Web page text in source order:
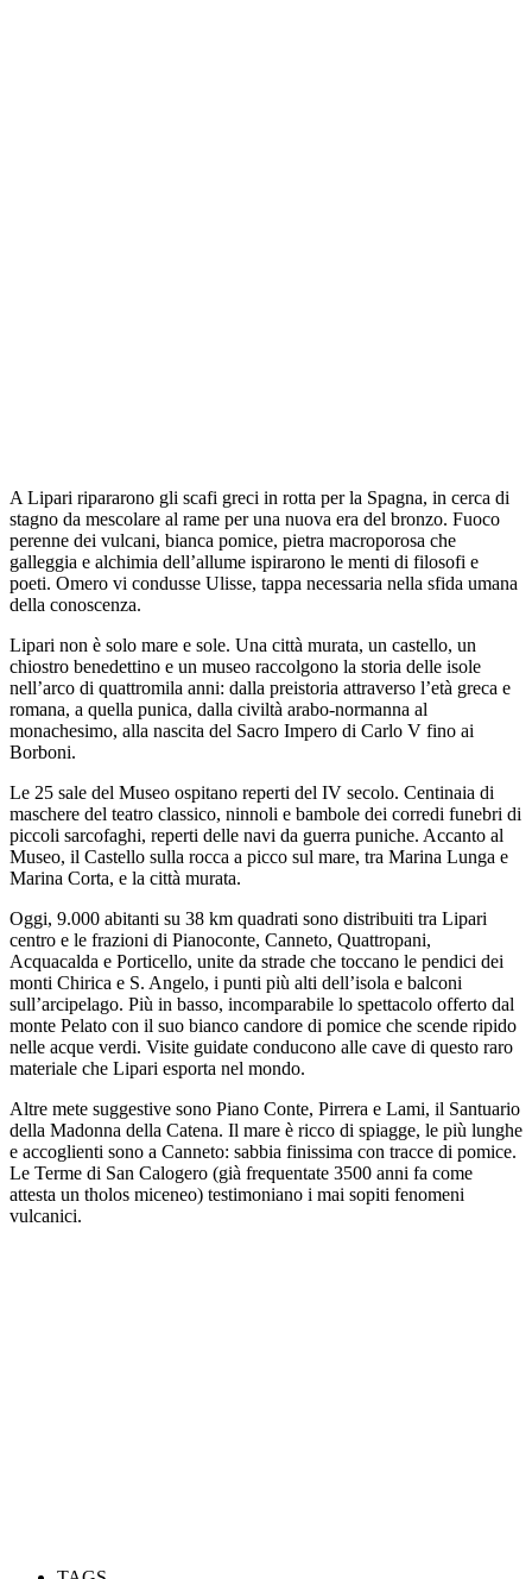
A Lipari ripararono gli scafi greci in rotta per la Spagna, in cerca di
stagno da mescolare al rame per una nuova era del bronzo. Fuoco
perenne dei vulcani, bianca pomice, pietra macroporosa che
galleggia e alchimia dell’allume ispirarono le menti di filosofi e
poeti. Omero vi condusse Ulisse, tappa necessaria nella sfida umana
della conoscenza.
Lipari non è solo mare e sole. Una città murata, un castello, un
chiostro benedettino e un museo raccolgono la storia delle isole
nell’arco di quattromila anni: dalla preistoria attraverso l’età greca e
romana, a quella punica, dalla civiltà arabo-normanna al
monachesimo, alla nascita del Sacro Impero di Carlo V fino ai
Borboni.
Le 25 sale del Museo ospitano reperti del IV secolo. Centinaia di
maschere del teatro classico, ninnoli e bambole dei corredi funebri di
piccoli sarcofaghi, reperti delle navi da guerra puniche. Accanto al
Museo, il Castello sulla rocca a picco sul mare, tra Marina Lunga e
Marina Corta, e la città murata.
Oggi, 9.000 abitanti su 38 km quadrati sono distribuiti tra Lipari
centro e le frazioni di Pianoconte, Canneto, Quattropani,
Acquacalda e Porticello, unite da strade che toccano le pendici dei
monti Chirica e S. Angelo, i punti più alti dell’isola e balconi
sull’arcipelago. Più in basso, incomparabile lo spettacolo offerto dal
monte Pelato con il suo bianco candore di pomice che scende ripido
nelle acque verdi. Visite guidate conducono alle cave di questo raro
materiale che Lipari esporta nel mondo.
Altre mete suggestive sono Piano Conte, Pirrera e Lami, il Santuario
della Madonna della Catena. Il mare è ricco di spiagge, le più lunghe
e accoglienti sono a Canneto: sabbia finissima con tracce di pomice.
Le Terme di San Calogero (già frequentate 3500 anni fa come
attesta un tholos miceneo) testimoniano i mai sopiti fenomeni
vulcanici.